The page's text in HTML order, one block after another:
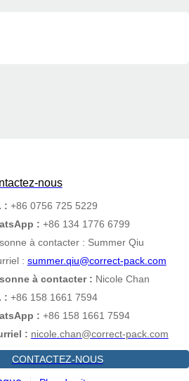
nous
: +86 0756 725 5229
: +86 134 1776 6799
à contacter : Summer Qiu
: summer.qiu@correct-pack.com
à contacter : Nicole Chan
: +86 158 1661 7594
: +86 158 1661 7594
: nicole.chan@correct-pack.com
CONTACTEZ-NOUS